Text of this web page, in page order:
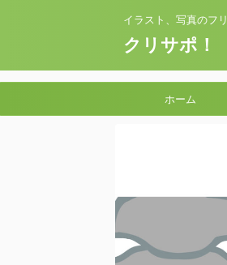
イラスト、写真のフ
クリサポ！
ホーム